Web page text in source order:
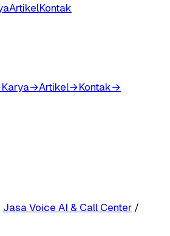
ArtikelKontak
Karya→Artikel→Kontak→
Jasa Voice AI & Call Center /